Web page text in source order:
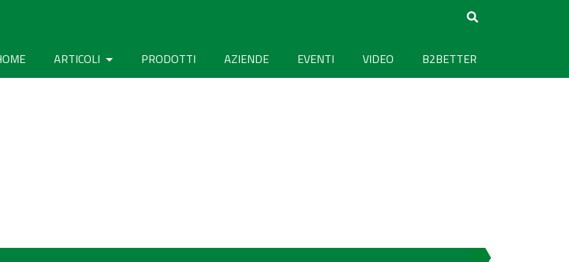
ARTICOLI PRODOTTI AZIENDE EVENTI VIDEO B2BETTER